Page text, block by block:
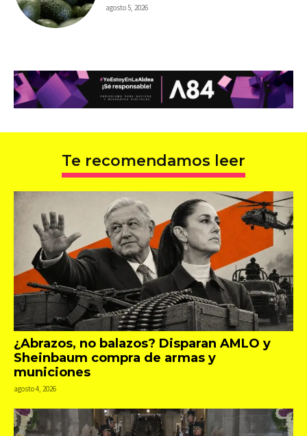
agosto 5, 2026
Te recomendamos leer
¿Abrazos, no balazos? Disparan AMLO y
Sheinbaum compra de armas y
municiones
agosto 4, 2026